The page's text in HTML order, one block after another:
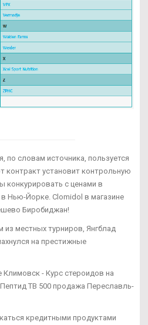
по словам источника, пользуется
установит контрольную
конкурировать с ценами в
Нью-Йорке. Clomidol в магазине
Биробиджан!
местных турниров, Янгблад
на престижные
Климовск - Курс стероидов на
TB 500 продажа Переславль-
кредитными продуктами